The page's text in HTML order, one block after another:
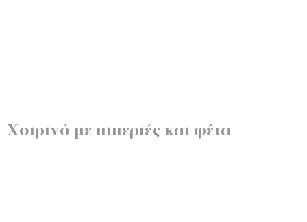
Χοιρινό με πιπεριές και φέτα